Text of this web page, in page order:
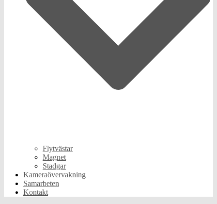
Flytvästar
Magnet
Stadgar
Kameraövervakning
Samarbeten
Kontakt